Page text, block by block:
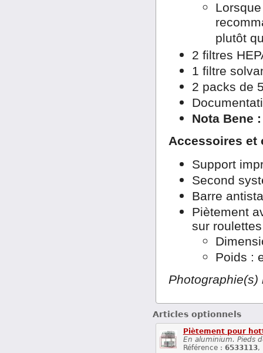
plutôt
2 filtres
1 filtre
2 packs de
Nota Bene
Accessoires et
Support
Second
Barre
Piètement
sur roulettes
Poids :
Articles optionnels
Piètement pour
En aluminium. Pieds
Référence : 6533113,